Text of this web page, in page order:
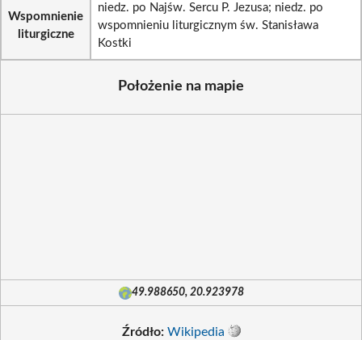
Wspomnienie
liturgiczne
niedz. po Najśw. Sercu P. Jezusa; niedz. po
wspomnieniu liturgicznym św. Stanisława
Kostki
Położenie na mapie
49.988650, 20.923978
Źródło: Wikipedia